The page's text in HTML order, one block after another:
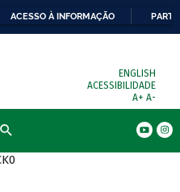
ACESSO À INFORMAÇÃO
ENGLISH
ACESSIBILIDADE
A+ A-